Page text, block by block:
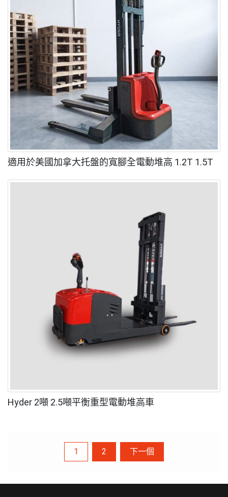
適用於美國加拿大托盤的寬腳全電動堆高 1.2T 1.5T
Hyder 2噸 2.5噸平衡重型電動堆高車
章
1 2 下一個